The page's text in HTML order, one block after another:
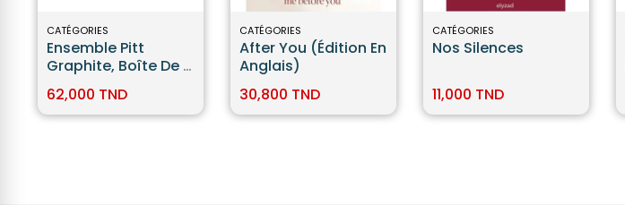
CATÉGORIES
Ensemble Pitt
Graphite, Boîte De 11
62,000 TND
CATÉGORIES
After You (édition En
Anglais)
30,800 TND
CATÉGORIES
Nos Silences
11,000 TND